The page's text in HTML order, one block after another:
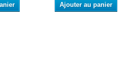
Ajouter au panier